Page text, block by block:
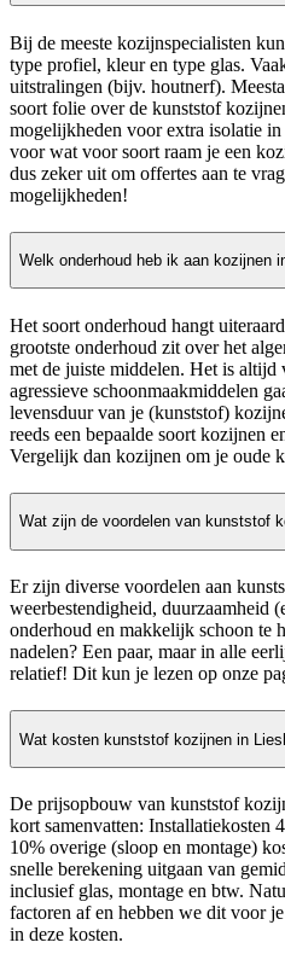
Bij de meeste kozijnspecialisten
type profiel, kleur en type glas.
uitstralingen (bijv. houtnerf).
soort folie over de kunststof
mogelijkheden voor extra isolatie
voor wat voor soort raam je een
dus zeker uit om offertes aan te
mogelijkheden!
Welk onderhoud heb ik aan kozijnen
Het soort onderhoud hangt
grootste onderhoud zit over het
met de juiste middelen. Het is altijd
agressieve schoonmaakmiddelen
levensduur van je (kunststof)
reeds een bepaalde soort kozijnen
Vergelijk dan kozijnen om je oude
Wat zijn de voordelen van kunststof
Er zijn diverse voordelen aan
weerbestendigheid, duurzaamheid
onderhoud en makkelijk schoon te
nadelen? Een paar, maar in alle
relatief! Dit kun je lezen op onze
Wat kosten kunststof kozijnen in
De prijsopbouw van kunststof
kort samenvatten: Installatiekosten
10% overige (sloop en montage)
snelle berekening uitgaan van
inclusief glas, montage en btw.
factoren af en hebben we dit voor
in deze kosten.